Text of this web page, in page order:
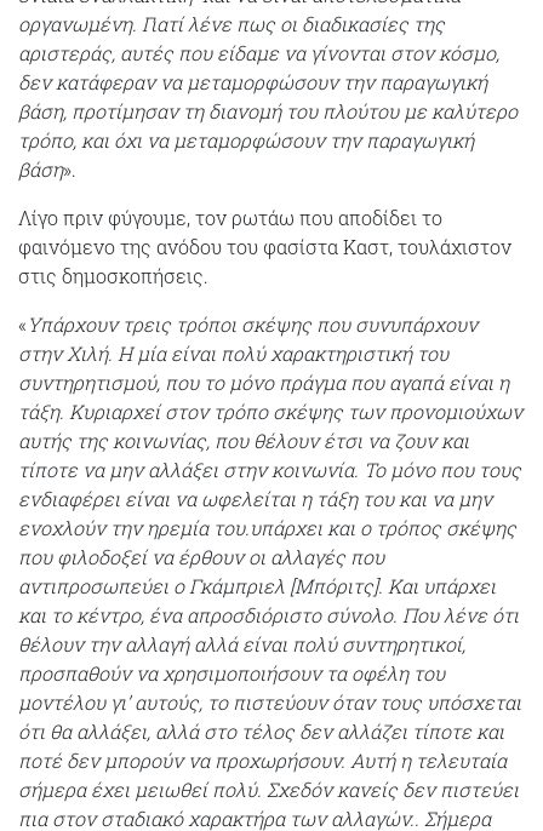
οργανωμένη. Γιατί λένε πως οι διαδικασίες της
αριστεράς, αυτές που είδαμε να γίνονται στον κόσμο,
δεν κατάφεραν να μεταμορφώσουν την παραγωγική
βάση, προτίμησαν τη διανομή του πλούτου με καλύτερο
τρόπο, και όχι να μεταμορφώσουν την παραγωγική
βάση».
Λίγο πριν φύγουμε, τον ρωτάω που αποδίδει το
φαινόμενο της ανόδου του φασίστα Καστ, τουλάχιστον
στις δημοσκοπήσεις.
«Υπάρχουν τρεις τρόποι σκέψης που συνυπάρχουν
στην Χιλή. Η μία είναι πολύ χαρακτηριστική του
συντηρητισμού, που το μόνο πράγμα που αγαπά είναι η
τάξη. Κυριαρχεί στον τρόπο σκέψης των προνομιούχων
αυτής της κοινωνίας, που θέλουν έτσι να ζουν και
τίποτε να μην αλλάξει στην κοινωνία. Το μόνο που τους
ενδιαφέρει είναι να ωφελείται η τάξη του και να μην
ενοχλούν την ηρεμία του.υπάρχει και ο τρόπος σκέψης
που φιλοδοξεί να έρθουν οι αλλαγές που
αντιπροσωπεύει ο Γκάμπριελ [Μπόριτς]. Και υπάρχει
και το κέντρο, ένα απροσδιόριστο σύνολο. Που λένε ότι
θέλουν την αλλαγή αλλά είναι πολύ συντηρητικοί,
προσπαθούν να χρησιμοποιήσουν τα οφέλη του
μοντέλου γι’ αυτούς, το πιστεύουν όταν τους υπόσχεται
ότι θα αλλάξει, αλλά στο τέλος δεν αλλάζει τίποτε και
ποτέ δεν μπορούν να προχωρήσουν. Αυτή η τελευταία
σήμερα έχει μειωθεί πολύ. Σχεδόν κανείς δεν πιστεύει
πια στον σταδιακό χαρακτήρα των αλλαγών.. Σήμερα